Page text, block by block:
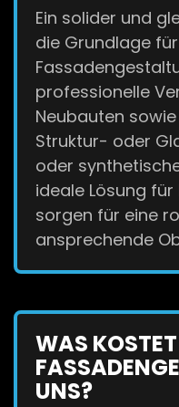
Ein solider und
die Grundlage
professionelle
Neubauten
Struktur- oder
oder
ideale Lösung
sorgen für eine
ansprechende
WAS KOSTET
UNS?